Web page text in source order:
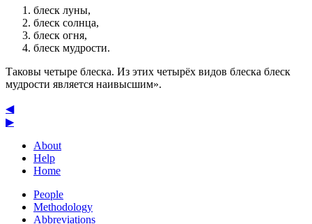
блеск луны,
блеск солнца,
блеск огня,
блеск мудрости.
Таковы четыре блеска. Из этих четырёх видов блеска блеск
мудрости является наивысшим».
◀
▶
About
Help
Home
People
Methodology
Abbreviations